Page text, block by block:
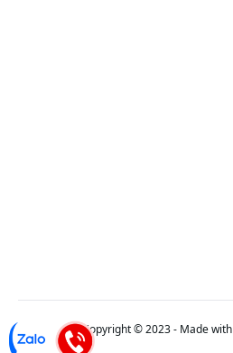
Copyright © 2023 - Made with